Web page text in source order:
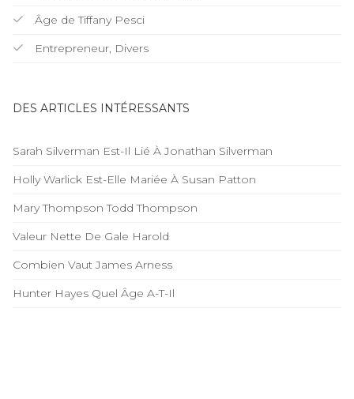
Âge de Tiffany Pesci
Entrepreneur, Divers
DES ARTICLES INTÉRESSANTS
Sarah Silverman Est-Il Lié À Jonathan Silverman
Holly Warlick Est-Elle Mariée À Susan Patton
Mary Thompson Todd Thompson
Valeur Nette De Gale Harold
Combien Vaut James Arness
Hunter Hayes Quel Âge A-T-Il